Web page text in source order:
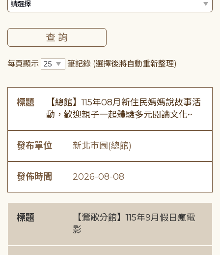
每頁顯示 筆記錄 (選擇後將自動重新整理)
標題
【總館】115年08月新住民媽媽說故事活
動，歡迎親子一起體驗多元閱讀文化~
發布單位 新北市圖(總館)
發佈時間 2026-08-08
標題
【鶯歌分館】115年9月假日瘋電
影